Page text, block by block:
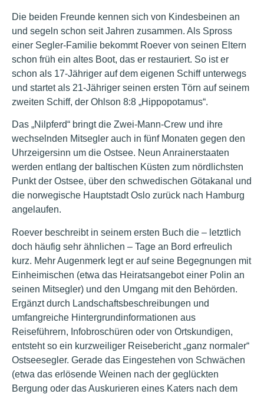
Die beiden Freunde kennen sich von Kindesbeinen an
und segeln schon seit Jahren zusammen. Als Spross
einer Segler-Familie bekommt Roever von seinen Eltern
schon früh ein altes Boot, das er restauriert. So ist er
schon als 17-Jähriger auf dem eigenen Schiff unterwegs
und startet als 21-Jähriger seinen ersten Törn auf seinem
zweiten Schiff, der Ohlson 8:8 „Hippopotamus“.
Das „Nilpferd“ bringt die Zwei-Mann-Crew und ihre
wechselnden Mitsegler auch in fünf Monaten gegen den
Uhrzeigersinn um die Ostsee. Neun Anrainerstaaten
werden entlang der baltischen Küsten zum nördlichsten
Punkt der Ostsee, über den schwedischen Götakanal und
die norwegische Hauptstadt Oslo zurück nach Hamburg
angelaufen.
Roever beschreibt in seinem ersten Buch die – letztlich
doch häufig sehr ähnlichen – Tage an Bord erfreulich
kurz. Mehr Augenmerk legt er auf seine Begegnungen mit
Einheimischen (etwa das Heiratsangebot einer Polin an
seinen Mitsegler) und den Umgang mit den Behörden.
Ergänzt durch Landschaftsbeschreibungen und
umfangreiche Hintergrundinformationen aus
Reiseführern, Infobroschüren oder von Ortskundigen,
entsteht so ein kurzweiliger Reisebericht „ganz normaler“
Ostseesegler. Gerade das Eingestehen von Schwächen
(etwa das erlösende Weinen nach der geglückten
Bergung oder das Auskurieren eines Katers nach dem